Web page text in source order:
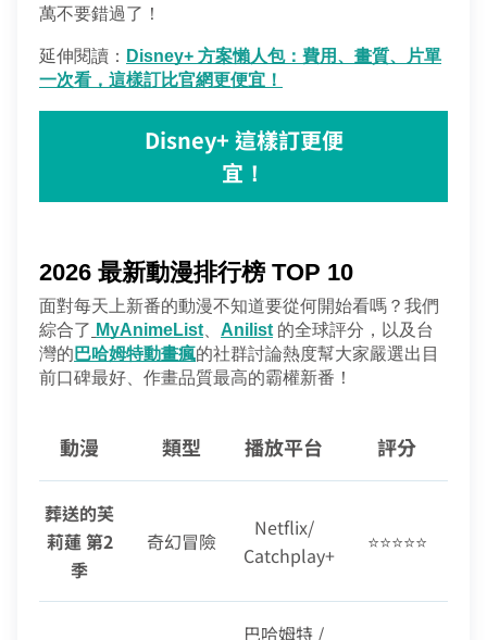
萬不要錯過了！
延伸閱讀： Disney+ 方案懶人包：費用、畫質、片單
一次看，這樣訂比官網更便宜！
Disney+ 這樣訂更便
宜！
2026 最新動漫排行榜 TOP 10
面對每天上新番的動漫不知道要從何開始看嗎？我們
綜合了 MyAnimeList Anilist 的全球評分，以及台
灣的 巴哈姆特動畫瘋的社群討論熱度幫大家嚴選出目
前口碑最好、作畫品質最高的霸權新番！
動漫 類型 播放平台 評分
葬送的芙
莉蓮 第2
季
奇幻冒險
Netflix/
Catchplay+
⭐⭐⭐⭐⭐
巴哈姆特 /